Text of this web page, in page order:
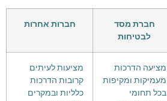
חברת מסד
לבטיחות
חברות אחרות
מציעה הדרכות
מעמיקות ומקיפות
בכל תחומי
מציעות לעיתים
קרובות הדרכות
כלליות ובמקרים